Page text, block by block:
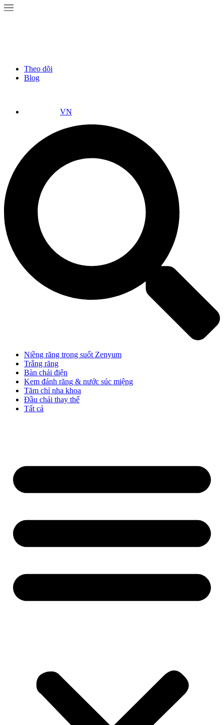
Theo dõi
Blog
VN
Niềng răng trong suốt Zenyum
Trắng răng
Bàn chải điện
Kem đánh răng & nước súc miệng
Tăm chỉ nha khoa
Đầu chải thay thế
Tất cả